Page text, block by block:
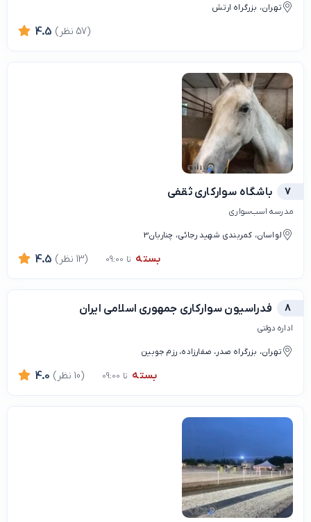
تهران، بزرگراه ارتش
4.5 (57 نظر)
7 باشگاه سوارکاری ثقفی
مدرسه اسب‌سواری
لواسان، کمربندی شهید رجائی، چناربان3
بسته تا 09:00 4.5 (13 نظر)
8 فدراسیون سوارکاری جمهوری اسلامی ایران
اداره دولتی
تهران، بزرگراه صدر، صفارزاده، رزم جوبین
بسته تا 09:00 4.0 (10 نظر)